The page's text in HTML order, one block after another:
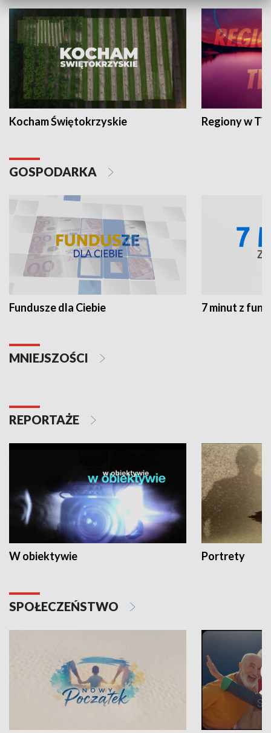
Kocham Świętokrzyskie Regiony w
GOSPODARKA
Fundusze dla Ciebie 7 minut z
MNIEJSZOŚCI
REPORTAŻE
W obiektywie Portrety
SPOŁECZEŃSTWO